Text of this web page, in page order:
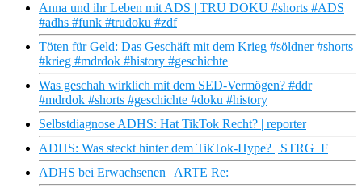
Anna und ihr Leben mit ADS | TRU DOKU #shorts #ADS
#adhs #funk #trudoku #zdf
Töten für Geld: Das Geschäft mit dem Krieg #söldner #shorts
#krieg #mdrdok #history #geschichte
Was geschah wirklich mit dem SED-Vermögen? #ddr
#mdrdok #shorts #geschichte #doku #history
Selbstdiagnose ADHS: Hat TikTok Recht? | reporter
ADHS: Was steckt hinter dem TikTok-Hype? | STRG_F
ADHS bei Erwachsenen | ARTE Re: